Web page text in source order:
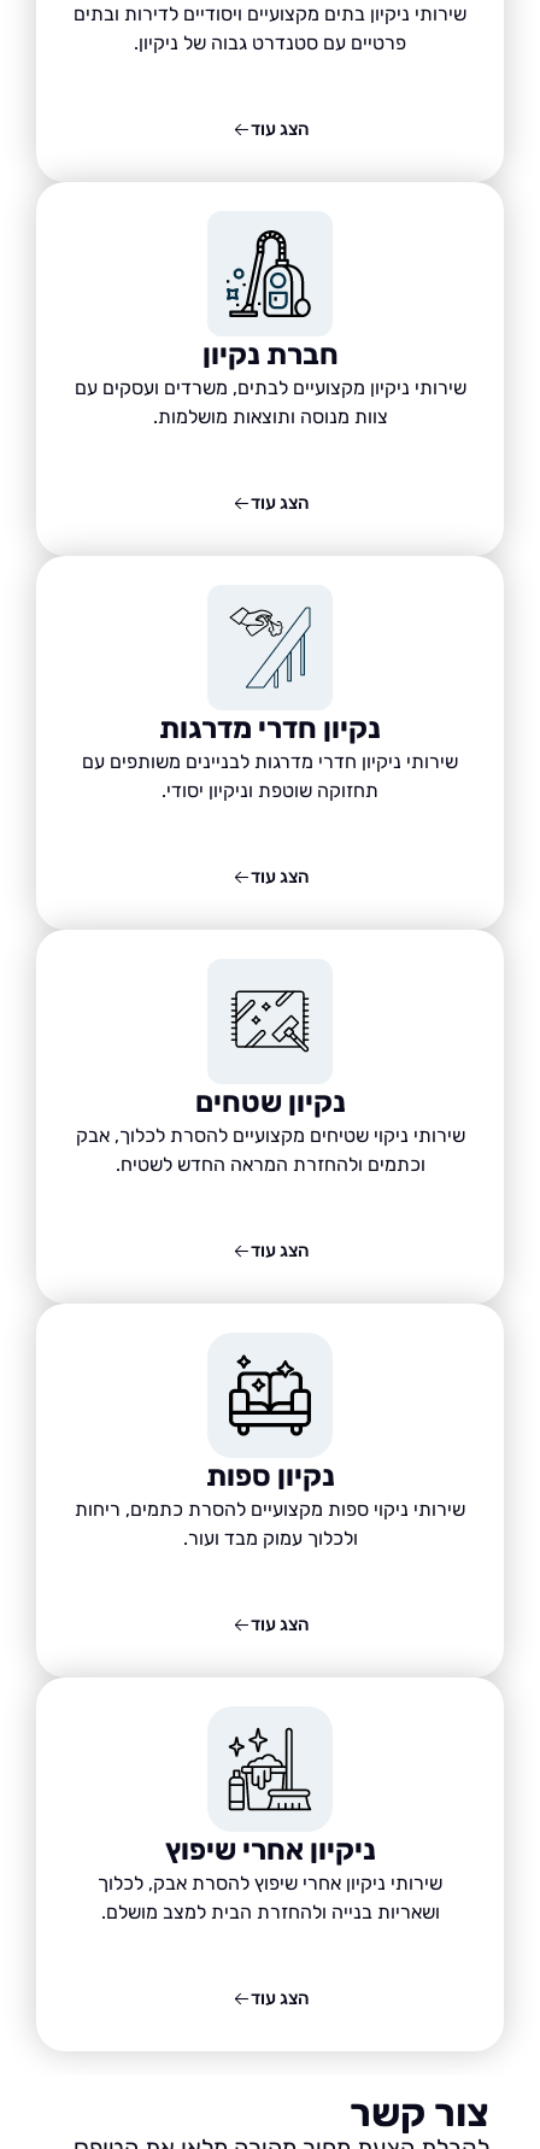
שירותי ניקיון בתים מקצועיים ויסודיים לדירות ובתים
פרטיים עם סטנדרט גבוה של ניקיון.
חברת נקיון
שירותי ניקיון מקצועיים לבתים, משרדים ועסקים עם
צוות מנוסה ותוצאות מושלמות.
נקיון חדרי מדרגות
שירותי ניקיון חדרי מדרגות לבניינים משותפים עם
תחזוקה שוטפת וניקיון יסודי.
נקיון שטחים
שירותי ניקוי שטיחים מקצועיים להסרת לכלוך, אבק
וכתמים ולהחזרת המראה החדש לשטיח.
נקיון ספות
שירותי ניקוי ספות מקצועיים להסרת כתמים, ריחות
ולכלוך עמוק מבד ועור.
ניקיון אחרי שיפוץ
שירותי ניקיון אחרי שיפוץ להסרת אבק, לכלוך
ושאריות בנייה ולהחזרת הבית למצב מושלם.
קשר